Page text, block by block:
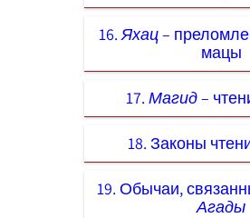
16.Яхац–
мацы
17. Магид–
18. Законы
19. Обычаи,
Агады